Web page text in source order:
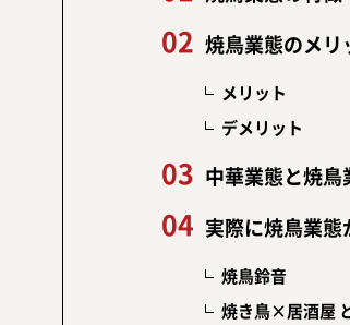
焼鳥業態のメリ
メリット
デメリット
中華業態と焼鳥
実際に焼鳥業
焼鳥鈴音
焼き鳥×居酒屋